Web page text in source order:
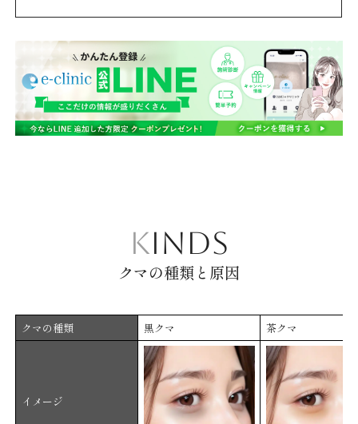
KINDS
クマの種類と原因
クマの種類 黒クマ 茶クマ
イメージ